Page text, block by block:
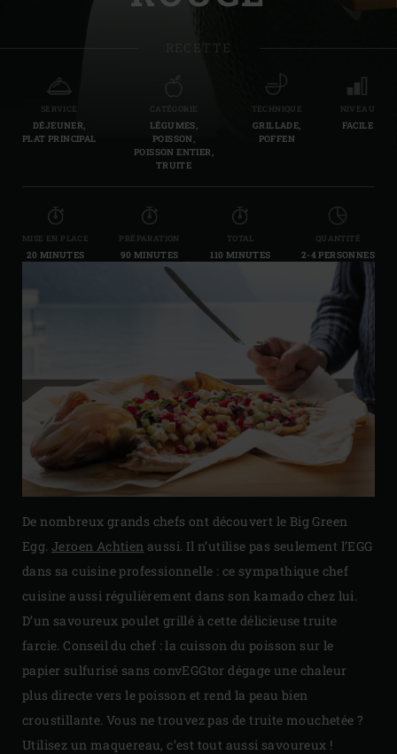
RECETTE
SERVICE
DÉJEUNER,
PLAT PRINCIPAL
CATÉGORIE
LÉGUMES,
POISSON,
POISSON ENTIER,
TRUITE
TECHNIQUE
GRILLADE,
POFFEN
NIVEAU
FACILE
MISE EN PLACE
20 MINUTES
PRÉPARATION
90 MINUTES
TOTAL
110 MINUTES
QUANTITÉ
2-4 PERSONNES
De nombreux grands chefs ont découvert le Big Green
Egg. Jeroen Achtien aussi. Il n’utilise pas seulement l’EGG
dans sa cuisine professionnelle : ce sympathique chef
cuisine aussi régulièrement dans son kamado chez lui.
D’un savoureux poulet grillé à cette délicieuse truite
farcie. Conseil du chef : la cuisson du poisson sur le
papier sulfurisé sans convEGGtor dégage une chaleur
plus directe vers le poisson et rend la peau bien
croustillante. Vous ne trouvez pas de truite mouchetée ?
Utilisez un maquereau, c’est tout aussi savoureux !